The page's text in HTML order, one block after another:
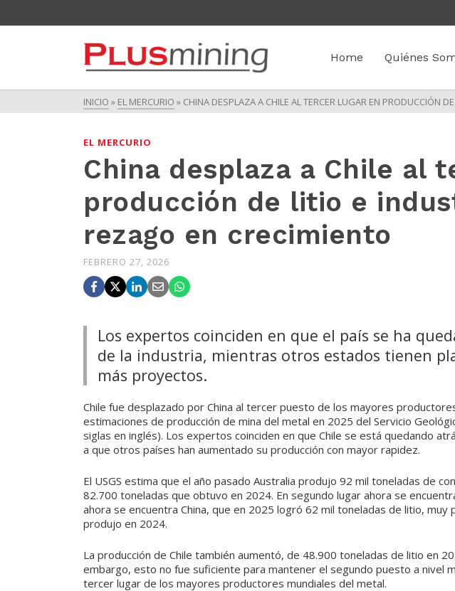
Home Quiénes
INICIO » EL MERCURIO » CHINA DESPLAZA A CHILE AL TERCER LUGAR EN PRODUCCIÓN
EL MERCURIO
China desplaza a Chile al
producción de litio e
rezago en crecimiento
FEBRERO 27, 2026
Los expertos coinciden en que el país se ha
de la industria, mientras otros estados tienen
más proyectos.
Chile fue desplazado por China al tercer puesto de los mayores
estimaciones de producción de mina del metal en 2025 del Servicio
siglas en inglés). Los expertos coinciden en que Chile se está quedando
a que otros países han aumentado su producción con mayor rapidez.
El USGS estima que el año pasado Australia produjo 92 mil toneladas de
82.700 toneladas que obtuvo en 2024. En segundo lugar ahora se
ahora se encuentra China, que en 2025 logró 62 mil toneladas de litio,
produjo en 2024.
La producción de Chile también aumentó, de 48.900 toneladas de litio en
embargo, esto no fue suficiente para mantener el segundo puesto a nivel
tercer lugar de los mayores productores mundiales del metal.